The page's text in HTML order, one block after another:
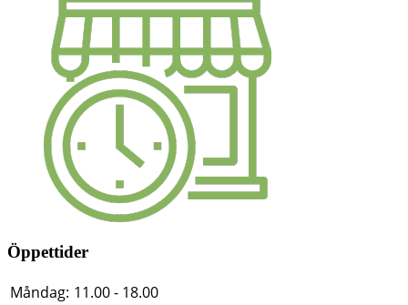
Öppettider
Måndag: 11.00 - 18.00